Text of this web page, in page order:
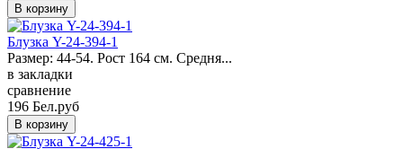
Блузка Y-24-394-1
Размер: 44-54. Рост 164 см. Средня...
в закладки
сравнение
196 Бел.руб